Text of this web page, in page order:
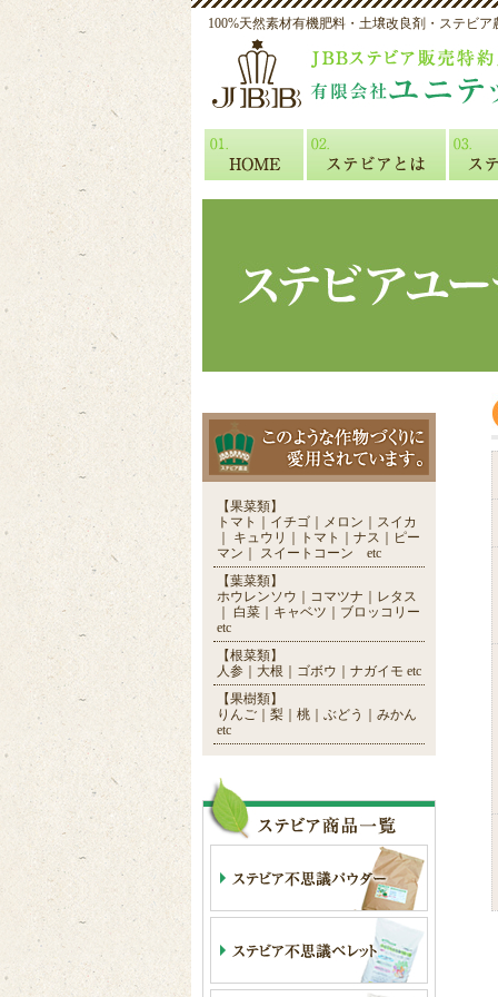
100%天然素材有機肥料・土壌改良剤・ステビア
【果菜類】
トマト｜イチゴ｜メロン｜スイカ
｜ キュウリ｜トマト｜ナス｜ピー
マン｜ スイートコーン etc
【葉菜類】
ホウレンソウ｜コマツナ｜レタス
｜ 白菜｜キャベツ｜ブロッコリー
etc
【根菜類】
人参｜大根｜ゴボウ｜ナガイモ etc
【果樹類】
りんご｜梨｜桃｜ぶどう｜みかん
etc